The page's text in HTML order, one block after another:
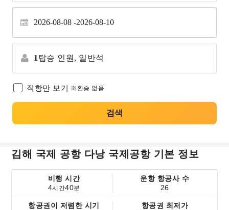
2026-08-08 2026-08-10
1 탑승 인원, 일반석
직항만 보기 ※환승 없음
검색
김해 국제 공항 다낭 국제공항 기본 정보
비행 시간
4시간40분
운항 항공사 수
26
항공권이 저렴한 시기
항공권 최저가